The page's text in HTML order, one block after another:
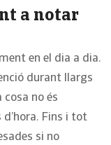
a notar
en el dia a dia.
durant llargs
cosa no és
Fins i tot
si no